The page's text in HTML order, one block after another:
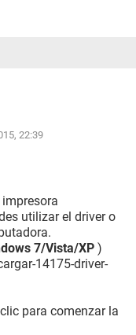
22:39
utilizar el driver o
7/Vista/XP )
14175-driver-
para comenzar la